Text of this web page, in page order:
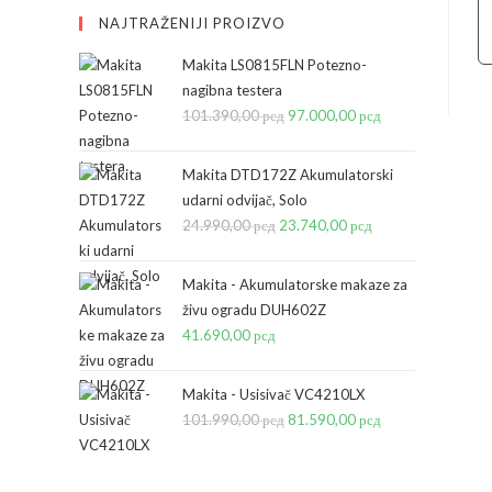
NAJTRAŽENIJI PROIZVO
Makita LS0815FLN Potezno-
nagibna testera
101.390,00рсд Originalna
je
bila:
101.390,00 рсд.
97.000,00рсд
je:
Makita DTD172Z Akumulatorski
udarni odvijač, Solo
24.990,00рсд Originalna
je
bila:
23.740,00рсд
je:
Makita - Akumulatorske makaze za
živu ogradu DUH602Z
41.690,00рсд
Makita - Usisivač VC4210LX
101.990,00рсдOriginalna
81.590,00рсд